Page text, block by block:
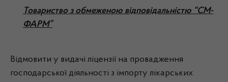
Товариство з обмеженою відповідальністю “СМ-
ФАРМ”
Відмовити у видачі ліцензії на провадження
господарської діяльності з імпорту лікарських